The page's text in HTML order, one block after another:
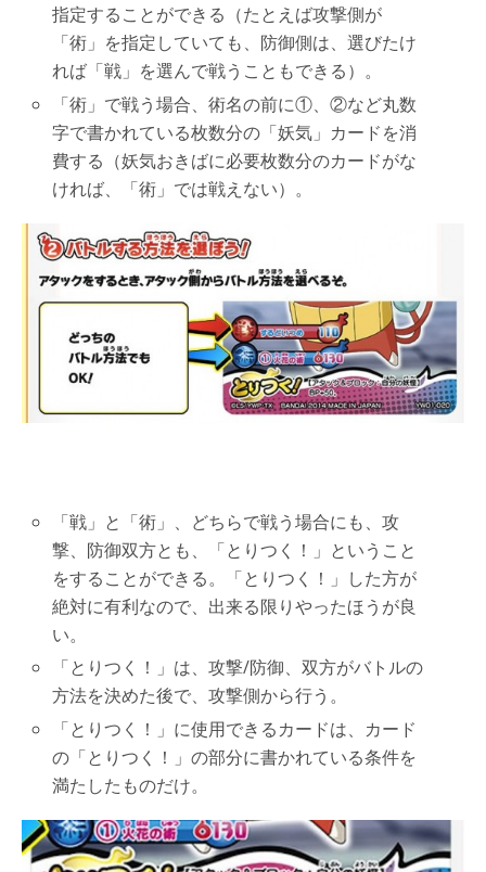
指定することができる（たとえば攻撃側が
「術」を指定していても、防御側は、選びたけ
れば「戦」を選んで戦うこともできる）。
「術」で戦う場合、術名の前に①、②など丸数
字で書かれている枚数分の「妖気」カードを消
費する（妖気おきばに必要枚数分のカードがな
ければ、「術」では戦えない）。
「戦」と「術」、どちらで戦う場合にも、攻
撃、防御双方とも、「とりつく！」ということ
をすることができる。「とりつく！」した方が
絶対に有利なので、出来る限りやったほうが良
い。
「とりつく！」は、攻撃/防御、双方がバトルの
方法を決めた後で、攻撃側から行う。
「とりつく！」に使用できるカードは、カード
の「とりつく！」の部分に書かれている条件を
満たしたものだけ。